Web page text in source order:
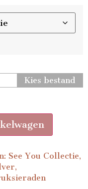
Kies bestand
See You Collectie,
,